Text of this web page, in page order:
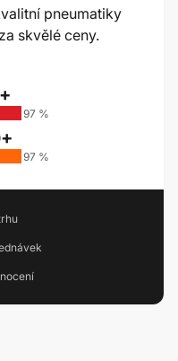
pneumatiky
skvělé ceny.
97 %
97 %